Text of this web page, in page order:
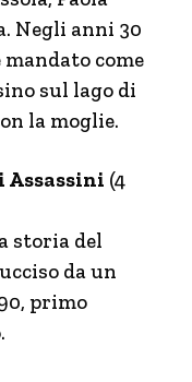
Negli anni 30
come
sul lago di
la moglie.
Assassini (4
storia del
da un
primo